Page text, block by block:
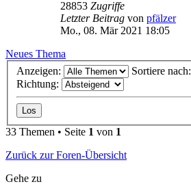
28853 Zugriffe
Letzter Beitrag von pfälzer
Mo., 08. Mär 2021 18:05
Neues Thema
Anzeigen:
Sortiere nach:
Richtung:
33 Themen • Seite 1 von 1
Zurück zur Foren-Übersicht
Gehe zu